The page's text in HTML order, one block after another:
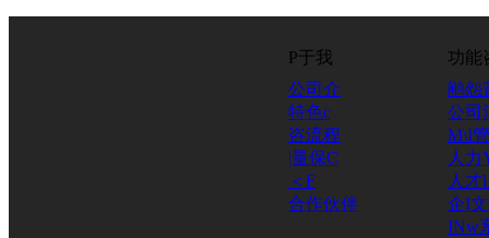
P于我
公司介
特色c
咨流程
|量保C
＜F
合作伙伴
功能
鹇怨
公司
M\I
人力
人才
企I
INw